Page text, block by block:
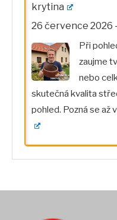
krytina
26 července 2026 -
Při
zaujme
nebo
skutečná kvalita
pohled. Pozná se až